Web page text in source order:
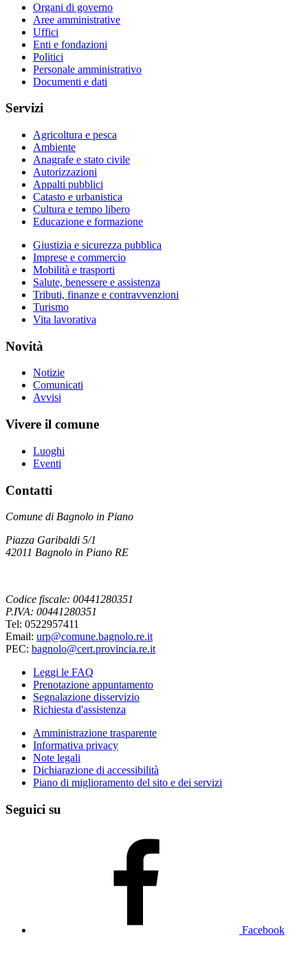
Organi di governo
Aree amministrative
Uffici
Enti e fondazioni
Politici
Personale amministrativo
Documenti e dati
Servizi
Agricoltura e pesca
Ambiente
Anagrafe e stato civile
Autorizzazioni
Appalti pubblici
Catasto e urbanistica
Cultura e tempo libero
Educazione e formazione
Giustizia e sicurezza pubblica
Imprese e commercio
Mobilità e trasporti
Salute, benessere e assistenza
Tributi, finanze e contravvenzioni
Turismo
Vita lavorativa
Novità
Notizie
Comunicati
Avvisi
Vivere il comune
Luoghi
Eventi
Contatti
Comune di Bagnolo in Piano
Piazza Garibaldi 5/1
42011 Bagnolo in Piano RE
Codice fiscale: 00441280351
P.IVA: 00441280351
Tel: 0522957411
Email: urp@comune.bagnolo.re.it
PEC: bagnolo@cert.provincia.re.it
Leggi le FAQ
Prenotazione appuntamento
Segnalazione disservizio
Richiesta d'assistenza
Amministrazione trasparente
Informativa privacy
Note legali
Dichiarazione di accessibilità
Piano di miglioramento del sito e dei servizi
Seguici su
Facebook